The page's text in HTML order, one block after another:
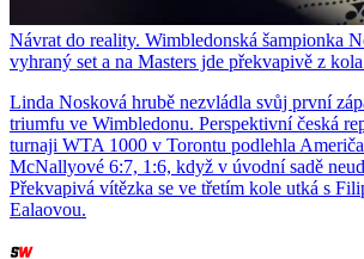
Návrat do reality. Wimbledonská šampionka
vyhraný set a na Masters jde překvapivě z
Linda Nosková hrubě nezvládla svůj první
triumfu ve Wimbledonu. Perspektivní česká
turnaji WTA 1000 v Torontu podlehla
McNallyové 6:7, 1:6, když v úvodní sadě
Překvapivá vítězka se ve třetím kole utká s
Ealaovou.